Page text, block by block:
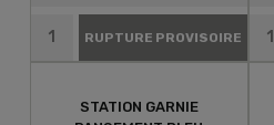
RUPTURE PROVISOIRE
STATION GARNIE